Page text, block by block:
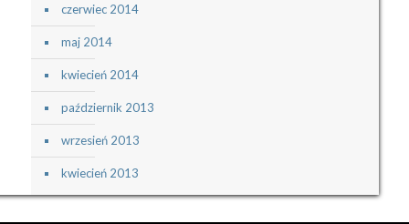
czerwiec 2014
maj 2014
kwiecień 2014
październik 2013
wrzesień 2013
kwiecień 2013